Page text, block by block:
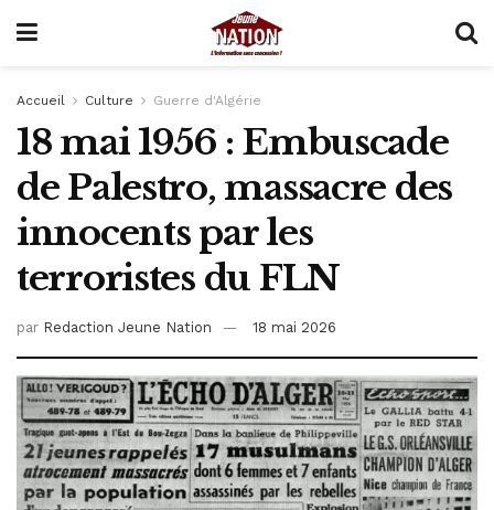
Accueil Culture Guerre d'Algérie
18 mai 1956 : Embuscade
de Palestro, massacre des
innocents par les
terroristes du FLN
par Redaction Jeune Nation 18 mai 2026